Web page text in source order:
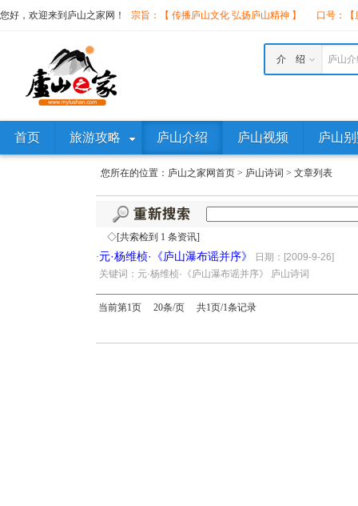
您好，欢迎来到庐山之家网！ 宗旨：【 传播庐山文化 弘扬庐山精神 】 口号：
庐山
介 绍
首页 旅游攻略 庐山介绍 庐山视频 庐山
您所在的位置： 庐山之家网首页 > 庐山诗词 > 文章列表
◇[共索检到 1 条资讯]
·元·杨维桢·《庐山瀑布谣并序》
日期：[2009-9-26]
关键词：元·杨维桢·《庐山瀑布谣并序》 庐山诗词
当前第1页 20条/页 共1页/1条记录